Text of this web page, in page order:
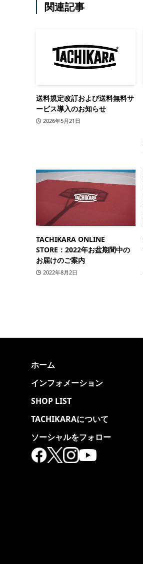
関連記事
送料規定改訂および送料無料サ
ービス導入のお知らせ
2026年5月21日
TACHIKARA ONLINE
STORE：2022年お盆期間中の
お届けのご案内
2022年8月2日
ホーム
インフォメーション
SHOP LIST
TACHIKARAについて
ソーシャルをフォロー